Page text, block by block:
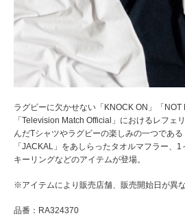
ラグビーに欠かせない「KNOCK ON」「NOT
「Television Match Official」におけるレフェ
んだTシャツやラグビーの楽しみの一つである
「JACKAL」をあしらったタオルマフラー、
キーリングなどのアイテムが登場。
※アイテムにより販売店舗、販売開始日が異
品番：RA324370